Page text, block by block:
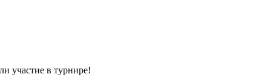
участие в турнире!